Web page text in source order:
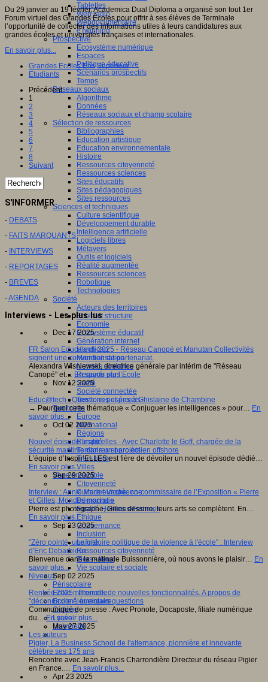
Tablettes
Web radio
Webdocumentaire
eTwinning
Prospective
Ecosystème numérique
Espaces
Politique éducative
Scénarios prospectifs
Temps
Réseaux sociaux
Algorithme
Données
Réseaux sociaux et champ scolaire
Sélection de ressources
Bibliographies
Education artistique
Education environnementale
Histoire
Ressources citoyenneté
Ressources sciences
Sites éducatifs
Sites pédagogiques
Sites ressources
Sciences et techniques
Culture scientifique
Développement durable
Intelligence artificielle
Logiciels libres
Métavers
Outils et logiciels
Réalité augmentée
Ressources sciences
Robotique
Technologies
Société
Acteurs des territoires
Ecole et structure
Economie
Ecosystème éducatif
Génération internet
Handicap
Mondialisation
Normes scolaires
Regards sur l’Ecole
Santé
Société connectée
Territoires et projets
Territoires
Europe
International
Régions
Ruralité
Territoires et projets
Tiers lieux
Villes
Vivre ensemble
Citoyenneté
Culture européenne
Démocratie
Egalité Hommes/Femmes
Ethique
Gouvernance
Inclusion
Laïcité
Ressources citoyenneté
Tiers - lieux
Vie scolaire et sociale
Niveaux
Périscolaire
Ecole maternelle
Ecole élémentaire
Collège
Lycée
Université
Les auteurs
Du 29 janvier au 19 février, Academica Dual Diploma a organisé son tout 1er
Forum virtuel des Grandes Écoles pour offrir à ses élèves de Terminale
l’opportunité de collecter des informations utiles à leurs candidatures aux
grandes écoles et universités françaises et internationales.
En savoir plus...
Grandes Ecoles Ens Supérieur
Etudiants
Précédent
1
2
3
4
5
6
7
8
Suivant
S'INFORMER
- DEBATS
- FAITS MARQUANTS
- INTERVIEWS
- REPORTAGES
- BREVES
-AGENDA
Interviews - Les plus lus
Dec 17 2025
FR Salon Educatech 2025 - Réseau Canopé et Manutan Collectivités
signent une convention de partenariat.
Alexandra Wisniewski, directrice générale par intérim de "Réseau
Canopé" et… En savoir plus...
Nov 12 2025
Educ@tech : Questions posées à Ghislaine de Chambine
→ Pourquoi cette thématique « Conjuguer les intelligences » pour… En
savoir plus...
Oct 02 2025
Nouvel épisode Inspir'elles - Avec Charlotte le Goff, chargée de la
sécurité maritime dans un parc éolien offshore
L’équipe d’Inspir’ELLES est fière de dévoiler un nouvel épisode dédié…
En savoir plus...
Sep 29 2025
Interview : Annie Madet-Vache, co-commissaire de l’Exposition « Pierre
et Gilles, Mondes marins »
Pierre est photographe, Gilles dessine, leurs arts se complètent. En…
En savoir plus...
Sep 23 2025
"Zéro pointé, une histoire politique de la violence à l'école" : Interview
d'Eric Debarbieux
Bienvenue dans la matinale Buissonnière, où nous avons le plaisir… En
savoir plus...
Sep 02 2025
Rentrée 2025 : Pronote, de nouvelles fonctionnalités. A propos de
"déconnexion", quelques questions
Communiqué de presse : Avec Pronote, Docaposte, filiale numérique
du…En savoir plus...
May 27 2025
Pigier, La Business School de l'alternance, pionnière et innovante
célèbre ses 175 ans
Rencontre avec Jean-Francis Charrondière Directeur du réseau Pigier
en France.… En savoir plus...
Apr 23 2025